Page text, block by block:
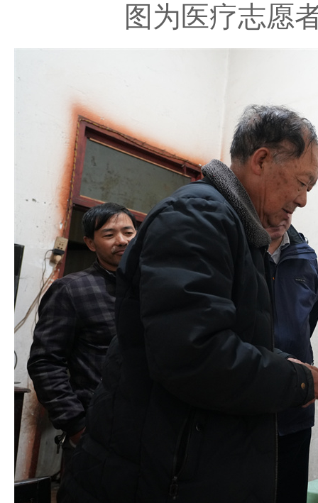
图为医疗志愿